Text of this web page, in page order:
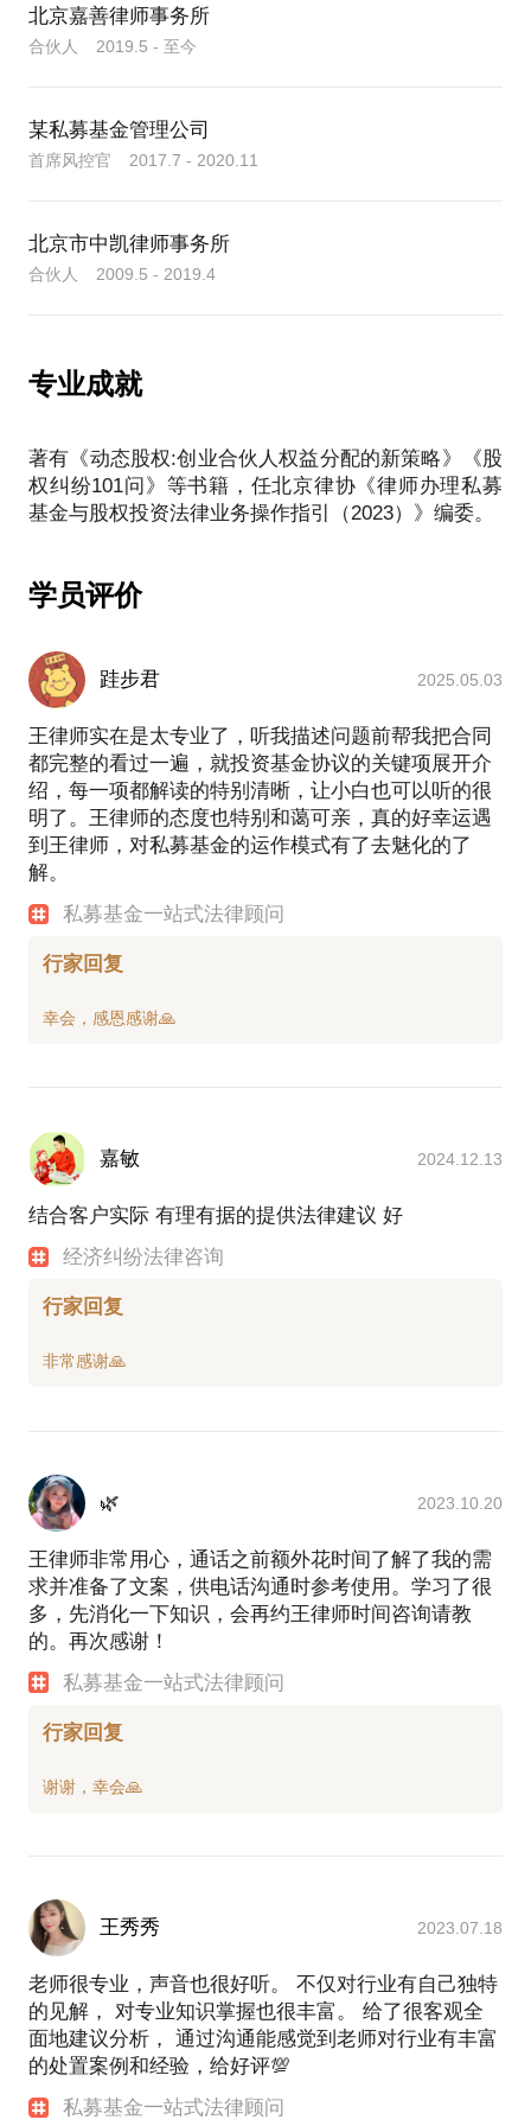
北京嘉善律师事务所
合伙人 2019.5 - 至今
某私募基金管理公司
首席风控官 2017.7 - 2020.11
北京市中凯律师事务所
合伙人 2009.5 - 2019.4
专业成就
著有《动态股权:创业合伙人权益分配的新策略》《股
权纠纷101问》等书籍，任北京律协《律师办理私募
学员评价
跬步君 2025.05.03
王律师实在是太专业了，听我描述问题前帮我把合同
都完整的看过一遍，就投资基金协议的关键项展开介
绍，每一项都解读的特别清晰，让小白也可以听的很
明了。王律师的态度也特别和蔼可亲，真的好幸运遇
到王律师，对私募基金的运作模式有了去魅化的了
解。
私募基金一站式法律顾问
行家回复
嘉敏 2024.12.13
结合客户实际 有理有据的提供法律建议 好
经济纠纷法律咨询
行家回复
🌿 2023.10.20
王律师非常用心，通话之前额外花时间了解了我的需
求并准备了文案，供电话沟通时参考使用。学习了很
多，先消化一下知识，会再约王律师时间咨询请教
的。再次感谢！
私募基金一站式法律顾问
行家回复
王秀秀 2023.07.18
老师很专业，声音也很好听。 不仅对行业有自己独特
的见解， 对专业知识掌握也很丰富。 给了很客观全
面地建议分析， 通过沟通能感觉到老师对行业有丰富
的处置案例和经验，给好评💯
私募基金一站式法律顾问